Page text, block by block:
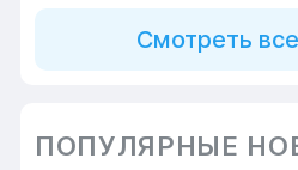
Смотреть
ПОПУЛЯРНЫЕ